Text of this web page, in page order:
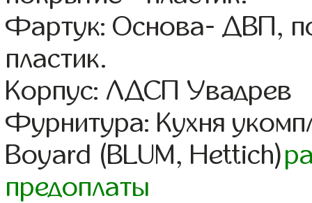
Фартук: Основа- ДВП,
пластик.
Корпус: ЛДСП Увадрев
Фурнитура: Кухня
Boyard (BLUM, Hettich)
предоплаты